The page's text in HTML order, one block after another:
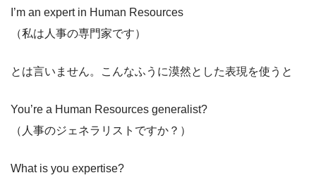
I’m an expert in Human Resources
（私は人事の専門家です）
とは言いません。こんなふうに漠然とした表現を使うと
You’re a Human Resources generalist?
（人事のジェネラリストですか？）
What is you expertise?